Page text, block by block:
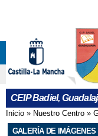
CEIP Badiel,
Se
Inicio » Nuestro Centro »
GALERÍA DE IMÁGENES